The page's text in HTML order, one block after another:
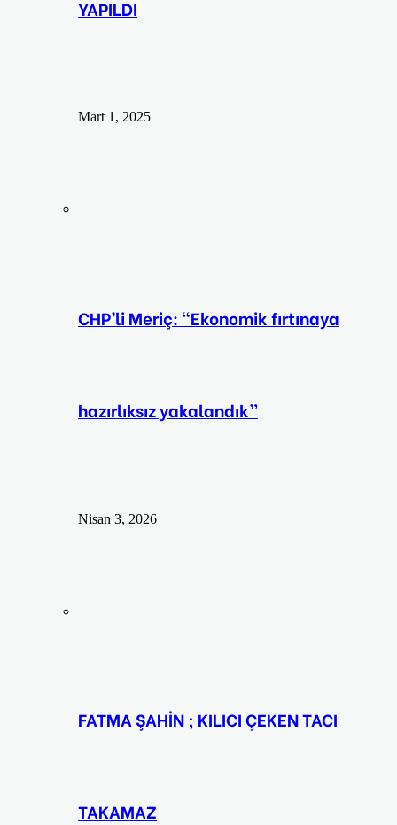
YAPILDI
Mart 1, 2025
CHP’li Meriç: “Ekonomik fırtınaya
hazırlıksız yakalandık”
Nisan 3, 2026
FATMA ŞAHİN ; KILICI ÇEKEN TACI
TAKAMAZ